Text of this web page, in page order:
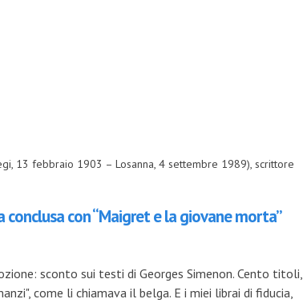
13 febbraio 1903 – Losanna, 4 settembre 1989), scrittore
con “Maigret e la giovane morta”
sconto sui testi di Georges Simenon. Cento titoli,
come li chiamava il belga. E i miei librai di fiducia,